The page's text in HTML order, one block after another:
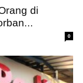
di
0